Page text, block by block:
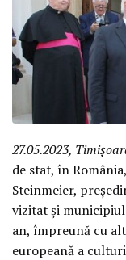
27.05.2023,
de stat, în
Steinmeier,
vizitat și
an, împreună cu
europeană a